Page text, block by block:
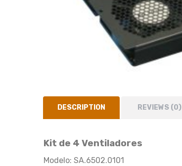
DESCRIPTION REVIEWS (0)
Kit de 4 Ventiladores
Modelo: SA.6502.0101